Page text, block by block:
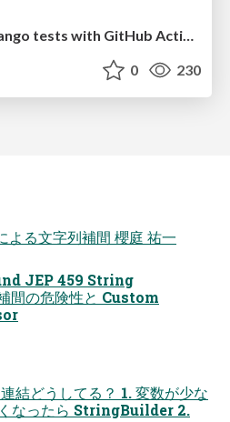
0 230
る文字列補間 櫻庭 祐一
JEP 459 String
間の危険性と Custom
結どうしてる？ 1. 変数が少な
なったら StringBuilder 2.